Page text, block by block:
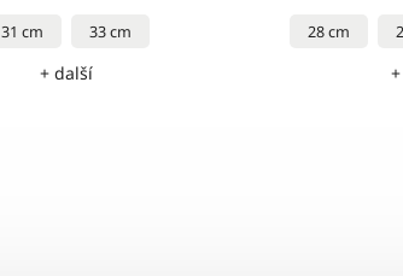
31 cm 33 cm
+ další
28 cm